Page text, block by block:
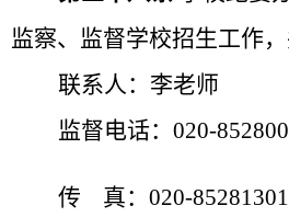
监察、监督学校招生工作，
联系人：李老师
监督电话：020-
传 真：020-85281301